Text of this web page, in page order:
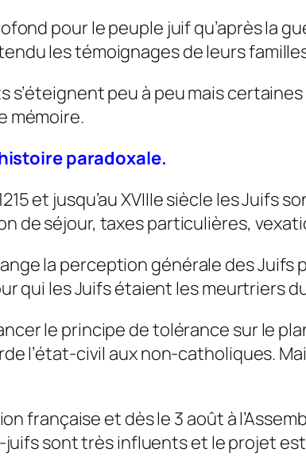
pour le peuple juif qu’après la
les témoignages de leurs
s’éteignent peu à peu mais
mémoire.
paradoxale.
et jusqu’au XVIIIe siècle les Juifs
de séjour, taxes particulières,
la perception générale des Juifs
qui les Juifs étaient les
le principe de tolérance sur le
l’état-civil aux non-catholiques.
française et dès le 3 août à
juifs sont très influents et le projet